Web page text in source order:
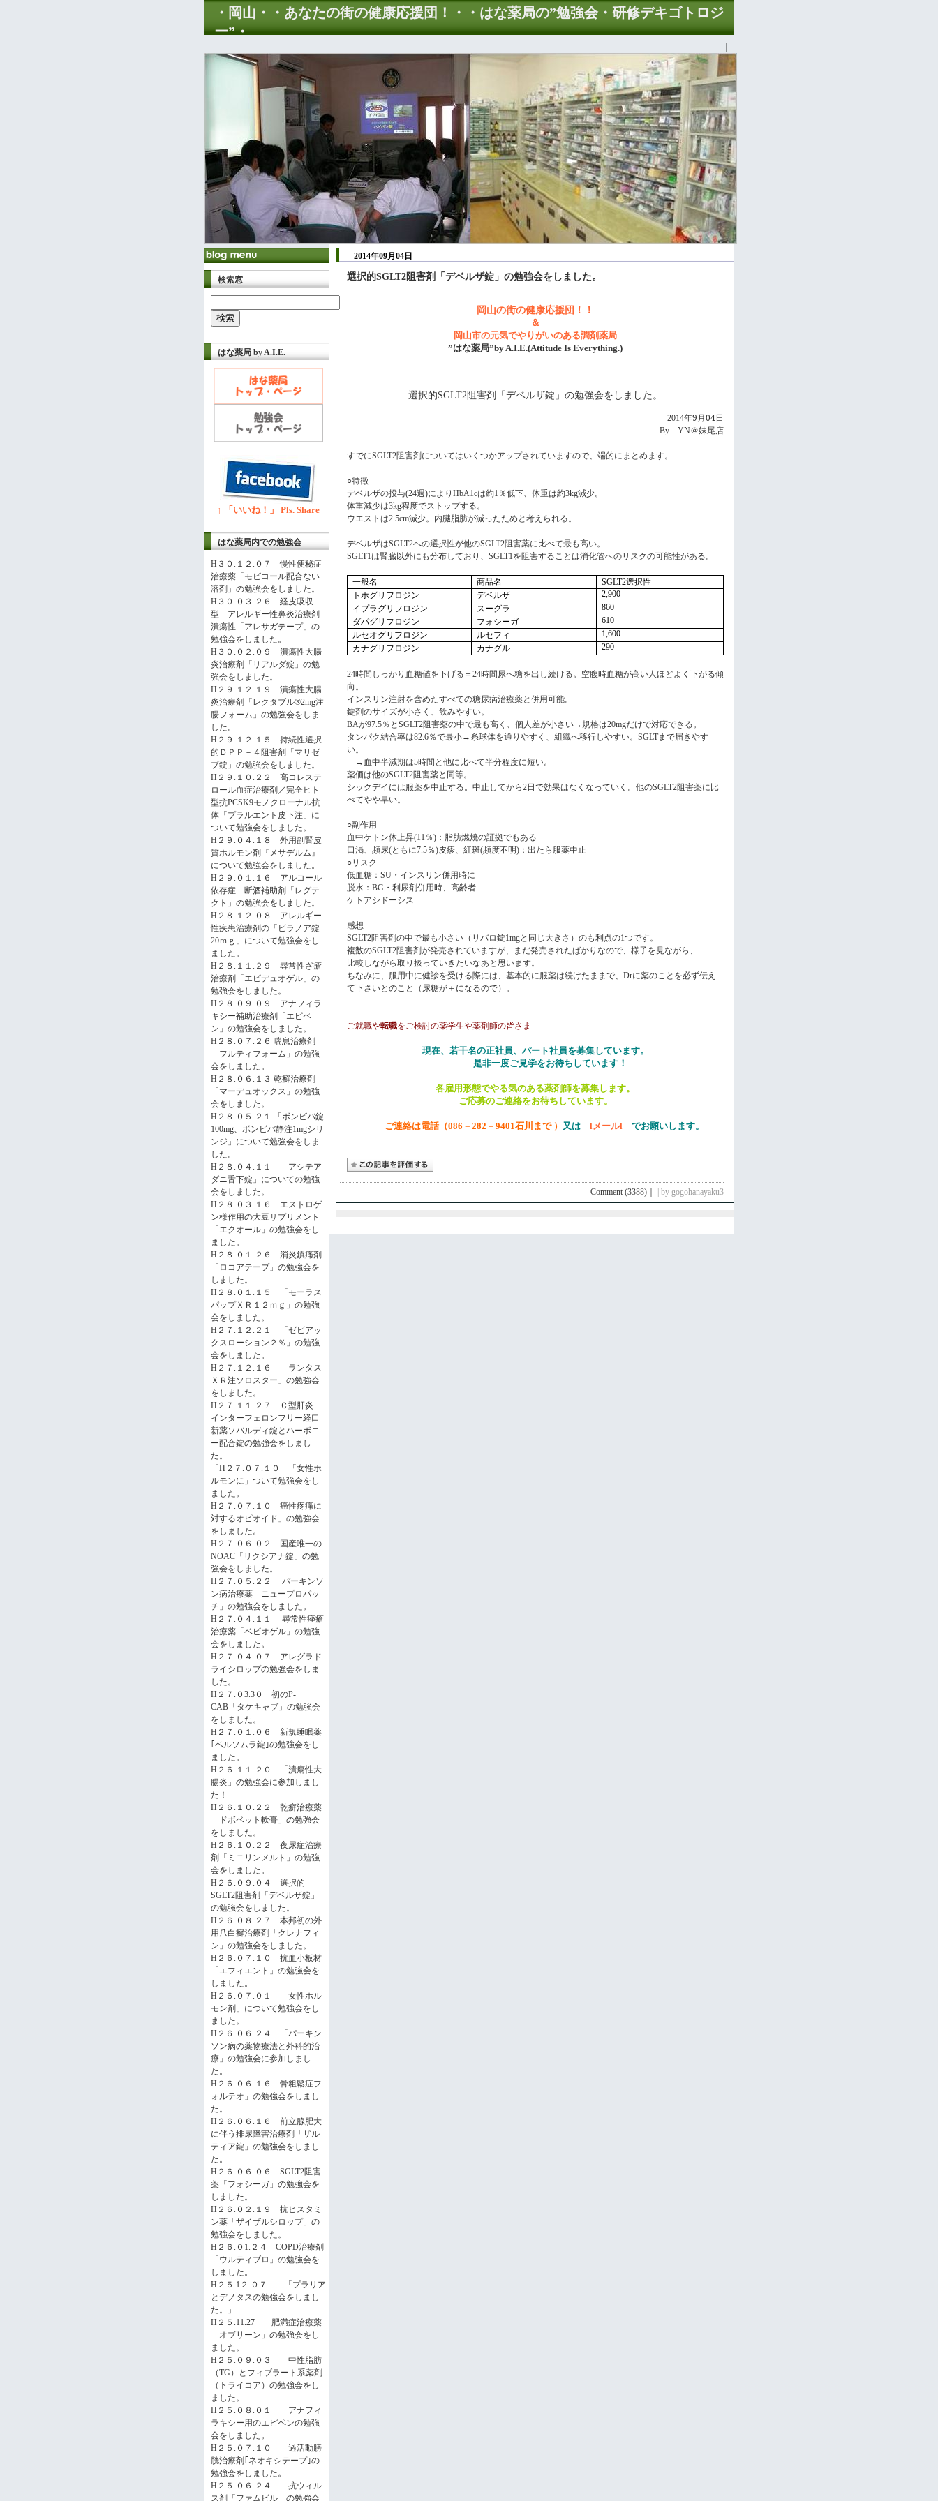
・岡山・・あなたの街の健康応援団！・・はな薬局の”勉強会・研修デキゴトロジ
ー”・
検索窓
はな薬局 by A.I.E.
↑ 「いいね！」 Pls. Share
はな薬局内での勉強会
H３０.１２.０７ 慢性便秘症
治療薬「モビコール配合ない
溶剤」の勉強会をしました。
H３０.０３.２６ 経皮吸収
型 アレルギー性鼻炎治療剤
潰瘍性「アレサガテープ」の
勉強会をしました。
H３０.０２.０９ 潰瘍性大腸
炎治療剤「リアルダ錠」の勉
強会をしました。
H２９.１２.１９ 潰瘍性大腸
炎治療剤「レクタブル®2mg注
腸フォーム」の勉強会をしま
した。
H２９.１２.１５ 持続性選択
的ＤＰＰ－４阻害剤「マリゼ
ブ錠」の勉強会をしました。
H２９.１０.２２ 高コレステ
ロール血症治療剤／完全ヒト
型抗PCSK9モノクローナル抗
体「プラルエント皮下注」に
ついて勉強会をしました。
H２９.０４.１８ 外用副腎皮
質ホルモン剤『メサデルム』
について勉強会をしました。
H２９.０１.１６ アルコール
依存症 断酒補助剤「レグテ
クト」の勉強会をしました。
H２８.１２.０８ アレルギー
性疾患治療剤の「ビラノア錠
20ｍｇ」について勉強会をし
ました。
H２８.１１.２９ 尋常性ざ瘡
治療剤「エピデュオゲル」の
勉強会をしました。
H２８.０９.０９ アナフィラ
キシー補助治療剤「エピペ
ン」の勉強会をしました。
H２８.０７.２６ 喘息治療剤
「フルティフォーム」の勉強
会をしました。
H２８.０６.１３ 乾癬治療剤
「マーデュオックス」の勉強
会をしました。
H２８.０５.２１ 「ボンビバ錠
100mg、ボンビバ静注1mgシリ
ンジ」について勉強会をしま
した。
H２８.０４.１１ 「アシテア
ダニ舌下錠」についての勉強
会をしました。
H２８.０３.１６ エストロゲ
ン様作用の大豆サプリメント
「エクオール」の勉強会をし
ました。
H２８.０１.２６ 消炎鎮痛剤
「ロコアテープ」の勉強会を
しました。
H２８.０１.１５ 「モーラス
パップＸＲ１２ｍｇ」の勉強
会をしました。
H２７.１２.２１ 「ゼビアッ
クスローション２％」の勉強
会をしました。
H２７.１２.１６ 「ランタス
ＸＲ注ソロスター」の勉強会
をしました。
H２７.１１.２７ Ｃ型肝炎
インターフェロンフリー経口
新薬ソバルディ錠とハーボニ
ー配合錠の勉強会をしまし
た。
「H２７.０７.１０ 「女性ホ
ルモンに」ついて勉強会をし
ました。
H２７.０７.１０ 癌性疼痛に
対するオピオイド」の勉強会
をしました。
H２７.０６.０２ 国産唯一の
NOAC「リクシアナ錠」の勉
強会をしました。
H２７.０５.２２ パーキンソ
ン病治療薬「ニュープロパッ
チ」の勉強会をしました。
H２７.０４.１１ 尋常性痤瘡
治療薬「ベピオゲル」の勉強
会をしました。
H２７.０４.０７ アレグラド
ライシロップの勉強会をしま
した。
H２７.０3.3０ 初のP-
CAB「タケキャブ」の勉強会
をしました。
H２７.０１.０６ 新規睡眠薬
｢ベルソムラ錠｣の勉強会をし
ました。
H２６.１１.２０ 「潰瘍性大
腸炎」の勉強会に参加しまし
た！
H２６.１０.２２ 乾癬治療薬
「ドボベット軟膏」の勉強会
をしました。
H２６.１０.２２ 夜尿症治療
剤「ミニリンメルト」の勉強
会をしました。
H２６.０９.０４ 選択的
SGLT2阻害剤「デベルザ錠」
の勉強会をしました。
H２６.０８.２７ 本邦初の外
用爪白癬治療剤「クレナフィ
ン」の勉強会をしました。
H２６.０７.１０ 抗血小板材
「エフィエント」の勉強会を
しました。
H２６.０７.０１ 「女性ホル
モン剤」について勉強会をし
ました。
H２６.０６.２４ 「パーキン
ソン病の薬物療法と外科的治
療」の勉強会に参加しまし
た。
H２６.０６.１６ 骨粗鬆症フ
ォルテオ」の勉強会をしまし
た。
H２６.０６.１６ 前立腺肥大
に伴う排尿障害治療剤「ザル
ティア錠」の勉強会をしまし
た。
H２６.０６.０６ SGLT2阻害
薬「フォシーガ」の勉強会を
しました。
H２６.０２.１９ 抗ヒスタミ
ン薬「ザイザルシロップ」の
勉強会をしました。
H２６.０1.２４ COPD治療剤
「ウルティブロ」の勉強会を
しました。
H２５.1２.０７ 「プラリア
とデノタスの勉強会をしまし
た。」
H２５.11.27 肥満症治療薬
「オブリーン」の勉強会をし
ました。
H２５.０９.０３ 中性脂肪
（TG）とフィブラート系薬剤
（トライコア）の勉強会をし
ました。
H２５.０８.０１ アナフィ
ラキシー用のエピペンの勉強
会をしました。
H２５.０７.１０ 過活動膀
胱治療剤｢ネオキシテープ｣の
勉強会をしました。
H２５.０６.２４ 抗ウィル
ス剤「ファムビル」の勉強会
2014年09月04日
選択的SGLT2阻害剤「デベルザ錠」の勉強会をしました。
岡山の街の健康応援団！！
＆
岡山市の元気でやりがいのある調剤薬局
”はな薬局”by A.I.E.(Attitude Is Everything.)
選択的SGLT2阻害剤「デベルザ錠」の勉強会をしました。
2014年9月04日
By YN＠妹尾店
すでにSGLT2阻害剤についてはいくつかアップされていますので、端的にまとめます。
○特徴
デベルザの投与(24週)により HbA1cは約1 ％低下、体重は約3kg減少。
体重減少は3kg程度でストップする。
ウエストは2.5cm減少。内臓脂肪が減ったためと考えられる。
デベルザはSGLT2への選択性が他のSGLT2阻害薬に比べて最も高い。
SGLT1は腎臓以外にも分布しており、 SGLT1を阻害することは消化管へのリスクの可能性がある。
一般名 商品名 SGLT2選択性
トホグリフロジン
デベルザ 2,900
イプラグリフロジン スーグラ 860
ダパグリフロジン フォシーガ 610
ルセオグリフロジン ルセフィ 1,600
カナグリフロジン カナグル 290
24時間しっかり血糖値を下げる＝ 24時間尿へ糖を出し続ける。空腹時血糖が高い人ほどよく下がる傾
向。
インスリン注射を含めたすべての糖尿病治療薬と併用可能。
錠剤のサイズが小さく、飲みやすい。
BAが97.5％と SGLT2阻害薬の中で最も高く、個人差が小さい→規格は20mgだけで対応できる。
タンパク結合率は82.6％で最小→糸球体を通りやすく、組織へ移行しやすい。 SGLTまで届きやす
い。
→血中半減期は5時間と他に比べて半分程度に短い。
薬価は他のSGLT2阻害薬と同等。
シックデイには服薬を中止する。中止してから2日で効果はなくなっていく。他のSGLT2阻害薬に比
べてやや早い。
○副作用
血中ケトン体上昇(11 ％) ：脂肪燃焼の証拠でもある
口渇、頻尿(ともに7.5％)皮疹、紅斑(頻度不明) ：出たら服薬中止
○リスク
低血糖： SU ・インスリン併用時に
脱水： BG ・利尿剤併用時、高齢者
ケトアシドーシス
感想
SGLT2阻害剤の中で最も小さい（リバロ錠1mgと同じ大きさ）のも利点の1つです。
複数のSGLT2阻害剤が発売されていますが、まだ発売されたばかりなので、様子を見ながら、
比較しながら取り扱っていきたいなあと思います。
ちなみに、服用中に健診を受ける際には、基本的に服薬は続けたままで、
Drに薬のことを必ず伝え
て下さいとのこと（尿糖が＋になるので）。
ご就職や転職をご検討の薬学生や薬剤師の皆さま
現在、若干名の正社員、パート社員を募集しています。
是非一度ご見学をお待ちしています！
各雇用形態でやる気のある薬剤師を募集します。
ご応募のご連絡をお待ちしています。
ご連絡は電話（086 － 282 － 9401石川まで ） 又は lメールl でお願いします。
Comment (3388) | by gogohanayaku3